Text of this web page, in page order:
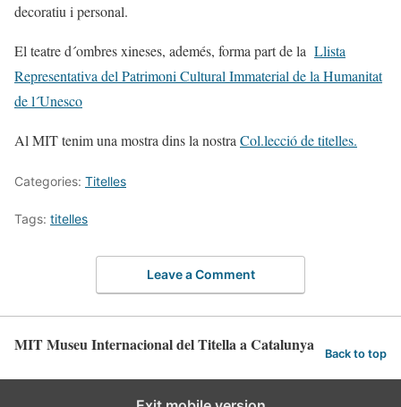
decoratiu i personal.
El teatre d´ombres xineses, ademés, forma part de la Llista
Representativa del Patrimoni Cultural Immaterial de la Humanitat
de l´Unesco
Al MIT tenim una mostra dins la nostra Col.lecció de titelles.
Categories: Titelles
Tags: titelles
Leave a Comment
MIT Museu Internacional del Titella a Catalunya Back to top